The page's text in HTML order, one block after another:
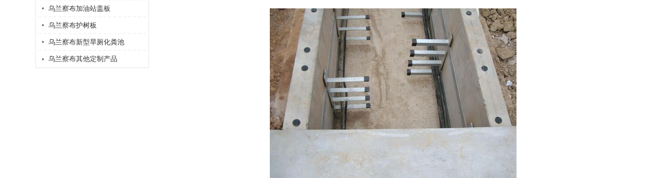
乌兰察布加油站盖板
乌兰察布护树板
乌兰察布新型旱厕化粪池
乌兰察布其他定制产品